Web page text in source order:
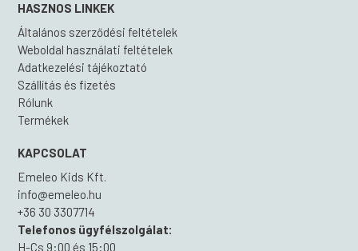
HASZNOS LINKEK
Általános szerződési feltételek
Weboldal használati feltételek
Adatkezelési tájékoztató
Szállítás és fizetés
Rólunk
Termékek
KAPCSOLAT
Emeleo Kids Kft.
info@emeleo.hu
+36 30 3307714
Telefonos ügyfélszolgálat:
H-Cs 9:00 és 15:00